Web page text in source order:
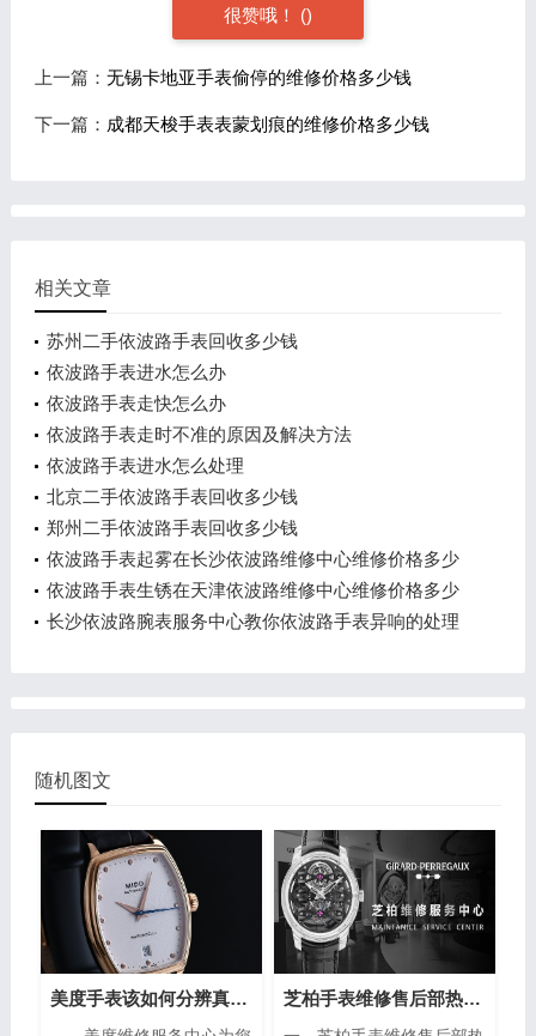
很赞哦！ ()
上一篇： 无锡卡地亚手表偷停的维修价格多少钱
下一篇： 成都天梭手表表蒙划痕的维修价格多少钱
相关文章
苏州二手依波路手表回收多少钱
依波路手表进水怎么办
依波路手表走快怎么办
依波路手表走时不准的原因及解决方法
依波路手表进水怎么处理
北京二手依波路手表回收多少钱
郑州二手依波路手表回收多少钱
依波路手表起雾在长沙依波路维修中心维修价格多少
钱？
依波路手表生锈在天津依波路维修中心维修价格多少
钱？
长沙依波路腕表服务中心教你依波路手表异响的处理
随机图文
美度手表该如何分辨真假？（手表的分辨方法） 芝柏手表维修售后部热线电话(专业芝柏手表维修服务，售后热线24小时为您解答)